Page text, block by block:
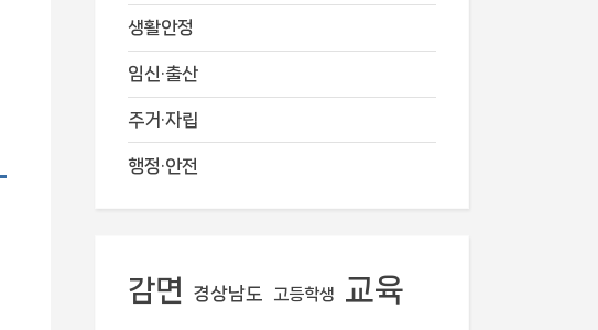
생활안정
임신·출산
주거·자립
행정·안전
감면 경상남도 고등학생 교육